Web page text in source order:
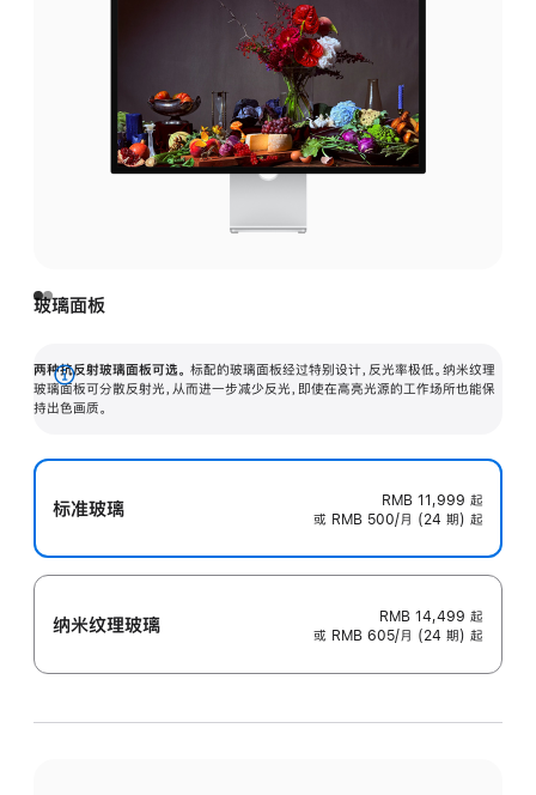
玻璃面板
两种抗反射玻璃面板可选。 标配的玻璃面板经过特别设计，反光率极低。纳米纹理
玻璃面板可分散反射光，从而进一步减少反光，即使在高亮光源的工作场所也能保
持出色画质。
展
开
标准玻璃 RMB 11,999 起
或 RMB 500/月 (24 期) 起
纳米纹理玻璃 RMB 14,499 起
或 RMB 605/月 (24 期) 起